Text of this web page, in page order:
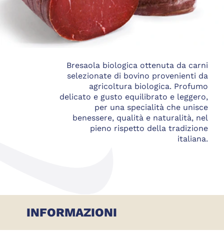
Bresaola biologica ottenuta da carni
selezionate di bovino provenienti da
agricoltura biologica. Profumo
delicato e gusto equilibrato e leggero,
per una specialità che unisce
benessere, qualità e naturalità, nel
pieno rispetto della tradizione
italiana.
INFORMAZIONI